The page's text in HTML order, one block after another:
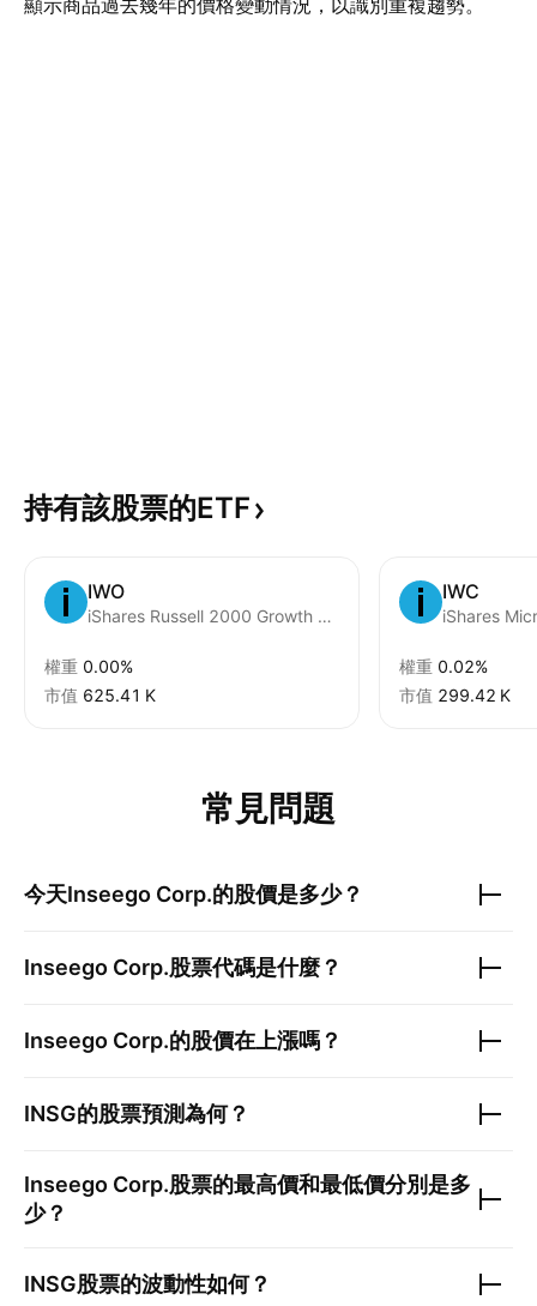
顯示商品過去幾年的價格變動情況，以識別重複趨勢。
持有該股票的ETF
IWO
iShares Russell 2000 Growth ETF
權重 0.00%
市值 ‪625.41 K‬
IWC
iShares
權重 0.02%
市值 ‪299.42 K‬
常見問題
今天Inseego Corp.的股價是多少？
Inseego Corp.股票代碼是什麼？
Inseego Corp.的股價在上漲嗎？
INSG的股票預測為何？
Inseego Corp.股票的最高價和最低價分別是多
少？
INSG股票的波動性如何？